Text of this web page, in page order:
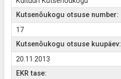
Kutsenõukogu otsuse number:
17
Kutsenõukogu otsuse kuupäev:
20.11.2013
EKR tase: